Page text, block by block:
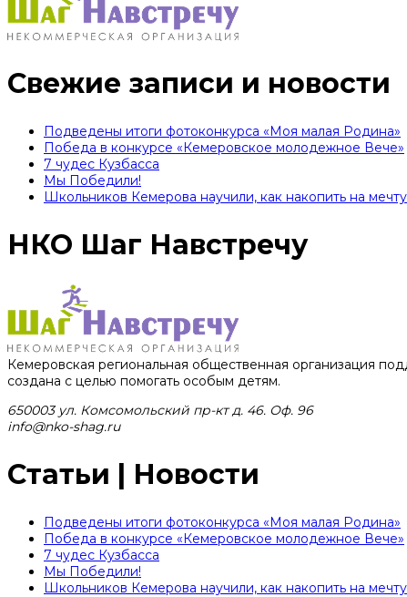
Свежие записи и новости
Подведены итоги фотоконкурса «Моя малая Родина»
Победа в конкурсе «Кемеровское молодежное Вече»
7 чудес Кузбасса
Мы Победили!
Школьников Кемерова научили, как накопить на
НКО Шаг Навстречу
Кемеровская региональная общественная организация
создана с целью помогать особым детям.
650003 ул. Комсомольский пр-кт д. 46. Оф. 96
info@nko-shag.ru
Статьи | Новости
Подведены итоги фотоконкурса «Моя малая Родина»
Победа в конкурсе «Кемеровское молодежное Вече»
7 чудес Кузбасса
Мы Победили!
Школьников Кемерова научили, как накопить на